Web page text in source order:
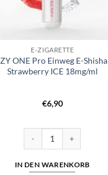
E-ZIGARETTE
ONE Pro Einweg E-Shisha
Strawberry ICE 18mg/ml
€6,90
IN DEN WARENKORB